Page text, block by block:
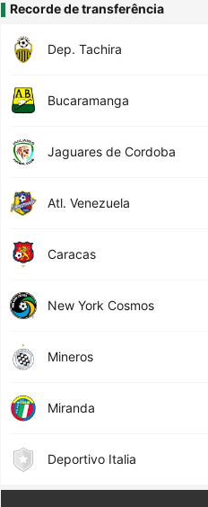
Recorde de transferência
Dep. Tachira
Bucaramanga
Jaguares de Cordoba
Atl. Venezuela
Caracas
New York Cosmos
Mineros
Miranda
Deportivo Italia